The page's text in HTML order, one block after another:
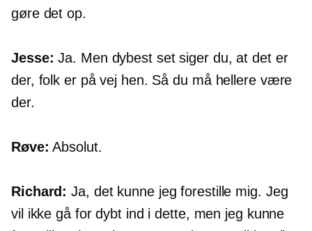
gøre det op.
Jesse: Ja. Men dybest set siger du, at det er
der, folk er på vej hen. Så du må hellere være
der.
Røve: Absolut.
Richard: Ja, det kunne jeg forestille mig. Jeg
vil ikke gå for dybt ind i dette, men jeg kunne